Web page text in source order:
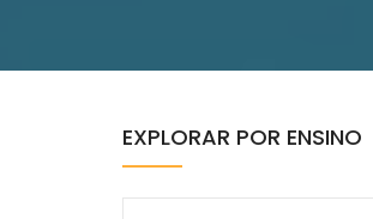
EXPLORAR POR ENSINO